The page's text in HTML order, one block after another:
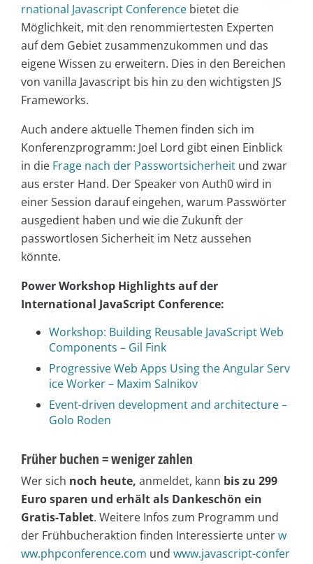
rnational Javascript Conference bietet die
Möglichkeit, mit den renommiertesten Experten
auf dem Gebiet zusammenzukommen und das
eigene Wissen zu erweitern. Dies in den Bereichen
von vanilla Javascript bis hin zu den wichtigsten JS
Frameworks.
Auch andere aktuelle Themen finden sich im
Konferenzprogramm: Joel Lord gibt einen Einblick
in die Frage nach der Passwortsicherheit und zwar
aus erster Hand. Der Speaker von Auth0 wird in
einer Session darauf eingehen, warum Passwörter
ausgedient haben und wie die Zukunft der
passwortlosen Sicherheit im Netz aussehen
könnte.
Power Workshop Highlights auf der
International JavaScript Conference:
Workshop: Building Reusable JavaScript Web
Components – Gil Fink
Progressive Web Apps Using the Angular Serv
ice Worker – Maxim Salnikov
Event-driven development and architecture –
Golo Roden
Früher buchen = weniger zahlen
Wer sich noch heute, anmeldet, kann bis zu 299
Euro sparen und erhält als Dankeschön ein
Gratis-Tablet. Weitere Infos zum Programm und
der Frühbucheraktion finden Interessierte unterw
ww.phpconference.com und www.javascript-confer